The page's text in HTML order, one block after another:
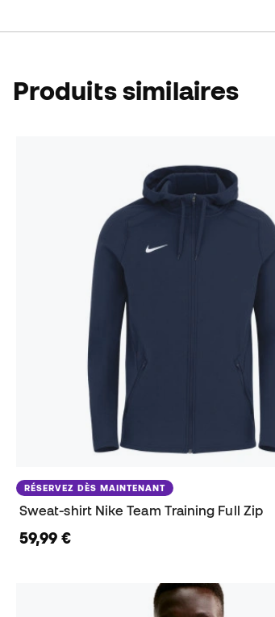
Produits similaires
RÉSERVEZ DÈS MAINTENANT
Sweat-shirt Nike Team Training Full Zip
59,99 €